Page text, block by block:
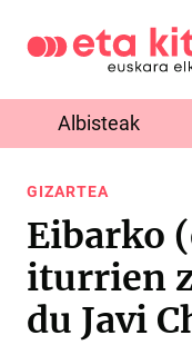
Albisteak
GIZARTEA
Eibarko
iturrien
du Javi